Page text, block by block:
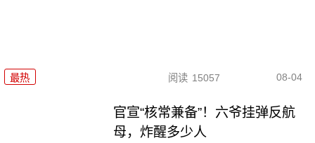
最热 阅读 15057 08-04
官宣“核常兼备”！六爷挂弹反航
母，炸醒多少人